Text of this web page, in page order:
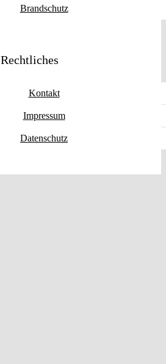
Brandschutz
Rechtliches
Kontakt
Impressum
Datenschutz